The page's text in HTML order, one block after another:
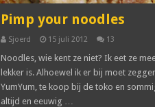
Pimp your noodles
Sjoerd 15 juli 2012 13
Noodles, wie kent ze niet? Ik eet ze
lekker is. Alhoewel ik er bij moet
YumYum, te koop bij de toko en
altijd en eeuwig …